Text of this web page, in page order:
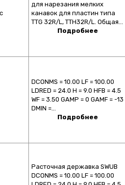
для нарезания мелких
канавок для пластин типа
TTG 32R/L, TTH32R/L. Общая…
Подробнее
DCONMS = 10.00 LF = 100.00
LDRED = 24.0 H = 9.0 HFB = 4.5
WF = 3.50 GAMP = 0 GAMF = -13
DMIN =…
Подробнее
Расточная державка SWUB
DCONMS = 10.00 LF = 100.00